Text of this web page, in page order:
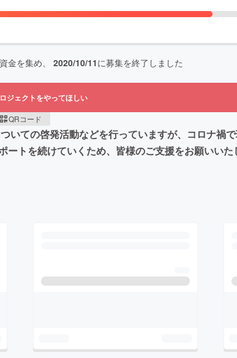
金を集め、 2020/10/11に募集を終了しました
ジェクトをやってほしい
QRコード
ての啓発活動などを行っていますが、コロナ禍で
トを続けていくため、皆様のご支援をお願いいた